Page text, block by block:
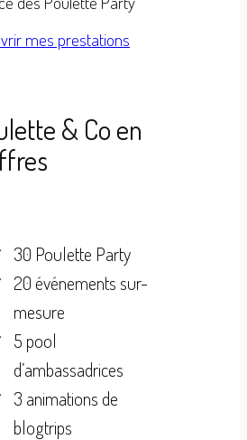
mes prestations
& Co en
30 Poulette Party
20 événements sur-
mesure
5 pool
d’ambassadrices
3 animations de
blogtrips